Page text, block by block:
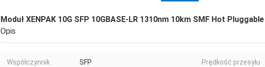
Moduł XENPAK 10G SFP 10GBASE-LR 1310nm 10km SMF Hot Pluggable
Opis
Współczynnik
SFP
Prędkość przesyłu